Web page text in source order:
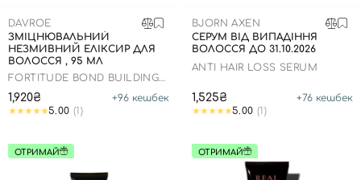
Креми для тіла з SPF
Мініатюри
Карбоксітерапія
Бʼюті гаджети
Автозасмага
Шия і декольте
Спеціальний догляд
Для дітей
Для чоловіків
Дезодоранти
Засоби для інтимної гігієни
Автозасмага для тіла
DAVROE
ЗМІЦНЮВАЛЬНИЙ
НЕЗМИВНИЙ ЕЛІКСИР ДЛЯ
ВОЛОССЯ , 95 МЛ
FORTITUDE BOND BUILDING
1,920₴ +96 кешбек
5.00 (1)
BJORN AXEN
СЕРУМ ВІД ВИПАДІННЯ
ВОЛОССЯ ДО 31.10.2026
ANTI HAIR LOSS SERUM
1,525₴ +76 кешбек
5.00 (1)
ОТРИМАЙ ОТРИМАЙ